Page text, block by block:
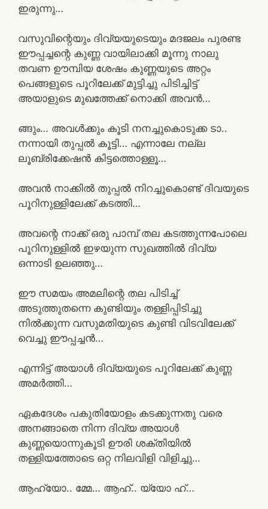
ഇരുന്നു…
വസുവിന്റെയും ദിവ്യയുടെയും മദജലം പുരണ്ട
ഈപ്പച്ചന്റെ കുണ്ണ വായിലാക്കി മൂന്നു നാലു
തവണ ഊമ്പിയ ശേഷം കുണ്ണയുടെ അറ്റം
പെങ്ങളുടെ പൂറിലേക്ക് മുട്ടിച്ചു പിടിച്ചിട്ട്
അയാളുടെ മുഖത്തേക്ക് നൊക്കി അവൻ…
ങ്ങും… അവൾക്കും കൂടി നനച്ചുകൊടുക്ക ടാ..
നന്നായി തുപ്പൽ കൂട്ടി… എന്നാലേ നല്ല
ലൂബ്രിക്കേഷൻ കിട്ടത്തൊള്ളൂ…
അവൻ നാക്കിൽ തുപ്പൽ നിറച്ചുകൊണ്ട് ദിവയുടെ
പൂറിനുള്ളിലേക്ക് കടത്തി…
അവന്റെ നാക്ക് ഒരു പാമ്പ് തല കടത്തുന്നപോലെ
പൂറിനുള്ളിൽ ഇഴയുന്ന സുഖത്തിൽ ദിവ്യ
ഒന്നാടി ഉലഞ്ഞു…
ഈ സമയം അമലിന്റെ തല പിടിച്ച്
അടുത്തുതന്നെ കുണ്ടിയും തള്ളിപ്പിടിച്ചു
നിൽക്കുന്ന വസുമതിയുടെ കുണ്ടി വിടവിലേക്ക്
വെച്ചു ഈപ്പച്ചൻ…
എന്നിട്ട് അയാൾ ദിവ്യയുടെ പൂറിലേക്ക് കുണ്ണ
അമർത്തി…
ഏകദേശം പകുതിയോളം കടക്കുന്നതു വരെ
അനങ്ങാതെ നിന്ന ദിവ്യ അയാൾ
കുണ്ണയൊന്നുകൂടി ഊരി ശക്തിയിൽ
തള്ളിയത്തോടെ ഒറ്റ നിലവിളി വിളിച്ചു…
ആഹ്യോ.. മ്മേ… ആഹ്.. യ്യോ ഹ്…